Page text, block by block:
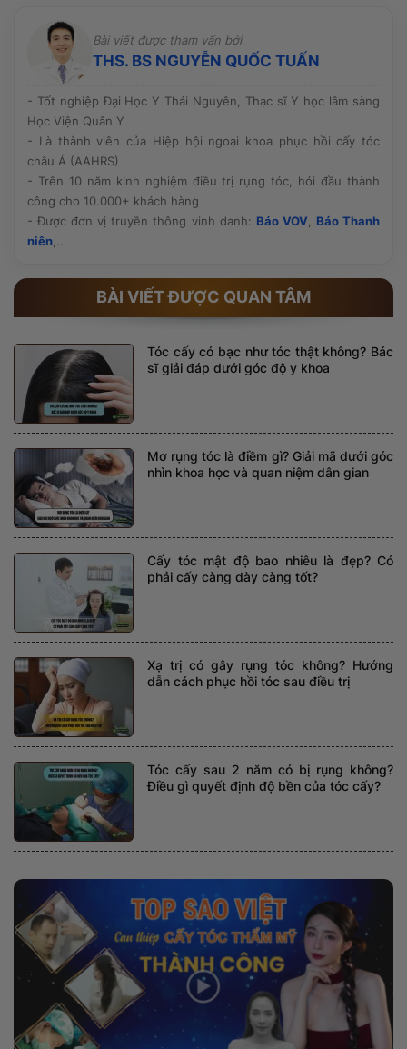
hiện, quy trình vô khuẩn rõ ràng cùng công nghệ tiên
tiến. Ngoài ra, hãy tham khảo hình ảnh thực tế, phản
hồi của khách hàng và chính sách bảo hành, chăm sóc
Bài viết được tham vấn bởi
THS. BS NGUYỄN QUỐC TUẤN
- Tốt nghiệp Đại Học Y Thái Nguyên, Thạc sĩ Y học lâm sàng
Học Viện Quân Y
- Là thành viên của Hiệp hội ngoại khoa phục hồi cấy tóc
châu Á (AAHRS)
- Trên 10 năm kinh nghiệm điều trị rụng tóc, hói đầu thành
công cho 10.000+ khách hàng
- Được đơn vị truyền thông vinh danh: Báo VOV
Báo Thanh
niên ,...
BÀI VIẾT ĐƯỢC QUAN TÂM
Tóc cấy có bạc như tóc thật không? Bác
sĩ giải đáp dưới góc độ y khoa
Mơ rụng tóc là điềm gì? Giải mã dưới góc
nhìn khoa học và quan niệm dân gian
Cấy tóc mật độ bao nhiêu là đẹp? Có
phải cấy càng dày càng tốt?
Xạ trị có gây rụng tóc không? Hướng
dẫn cách phục hồi tóc sau điều trị
Tóc cấy sau 2 năm có bị rụng không?
Điều gì quyết định độ bền của tóc cấy?